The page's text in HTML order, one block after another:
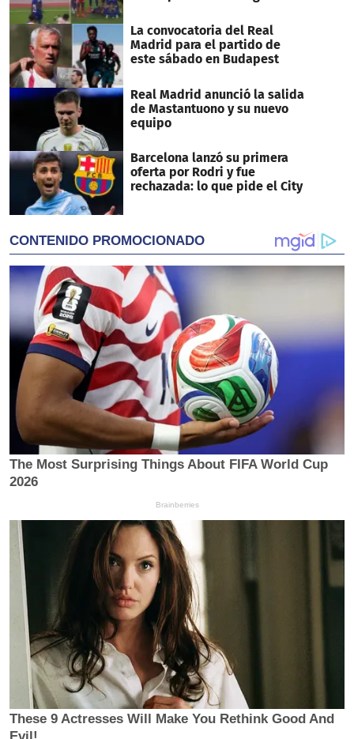
La convocatoria del Real
Madrid para el partido de
este sábado en Budapest
Real Madrid anunció la salida
de Mastantuono y su nuevo
equipo
Barcelona lanzó su primera
oferta por Rodri y fue
rechazada: lo que pide el City